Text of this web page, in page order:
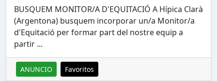
BUSQUEM MONITOR/A D'EQUITACIÓ A Hípica Clarà
(Argentona) busquem incorporar un/a Monitor/a
d'Equitació per formar part del nostre equip a
partir ...
ANUNCIO Favoritos